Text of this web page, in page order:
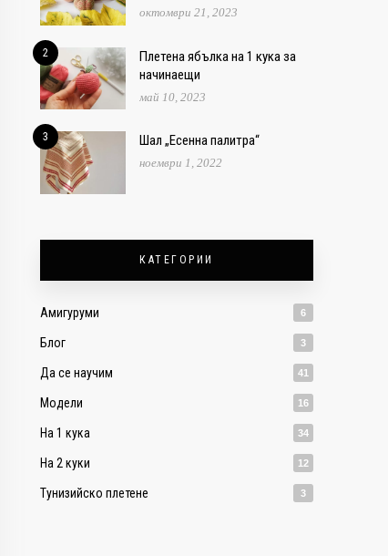
октомври 21, 2023
2
Плетена ябълка на 1 кука за
начинаещи
май 10, 2023
3 Шал „Есенна палитра“
ноември 1, 2022
КАТЕГОРИИ
Амигуруми 6
Блог 3
Да се научим 41
Модели 16
На 1 кука 34
На 2 куки 12
Тунизийско плетене 3